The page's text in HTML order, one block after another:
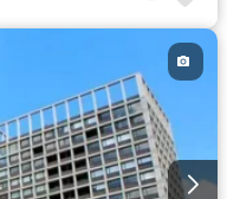
Gas natural
Sin amueblar